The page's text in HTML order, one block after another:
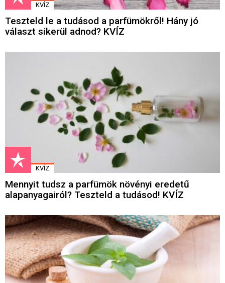
KVÍZ
Teszteld le a tudásod a parfümökről! Hány jó
választ sikerül adnod? KVÍZ
KVÍZ
Mennyit tudsz a parfümök növényi eredetű
alapanyagairól? Teszteld a tudásod! KVÍZ